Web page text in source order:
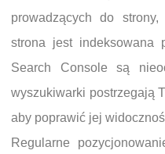
prowadzących do
strona jest indeksowana
Search Console są
wyszukiwarki postrzegają
aby poprawić jej
Regularne